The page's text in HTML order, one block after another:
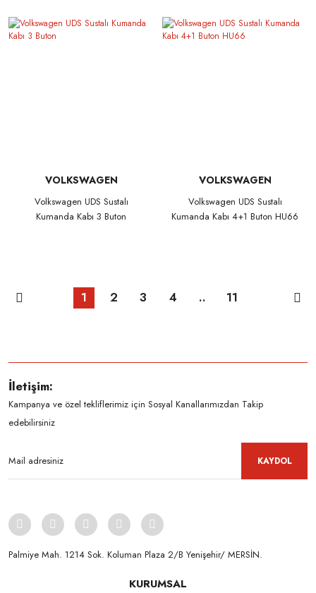
VOLKSWAGEN
Volkswagen UDS Sustalı
Kumanda Kabı 3 Buton
VOLKSWAGEN
Volkswagen UDS Sustalı
Kumanda Kabı 4+1 Buton HU66
1 2 3 4 .. 11
İletişim:
Kampanya ve özel tekliflerimiz için Sosyal Kanallarımızdan Takip
edebilirsiniz
KAYDOL
Palmiye Mah. 1214 Sok. Koluman Plaza 2/B Yenişehir/ MERSİN.ㅤㅤㅤㅤㅤㅤㅤㅤㅤㅤㅤㅤㅤㅤㅤㅤㅤㅤㅤㅤㅤㅤㅤㅤㅤㅤㅤㅤㅤㅤㅤㅤㅤㅤㅤ ㅤㅤㅤㅤㅤㅤㅤㅤㅤㅤ
KURUMSAL